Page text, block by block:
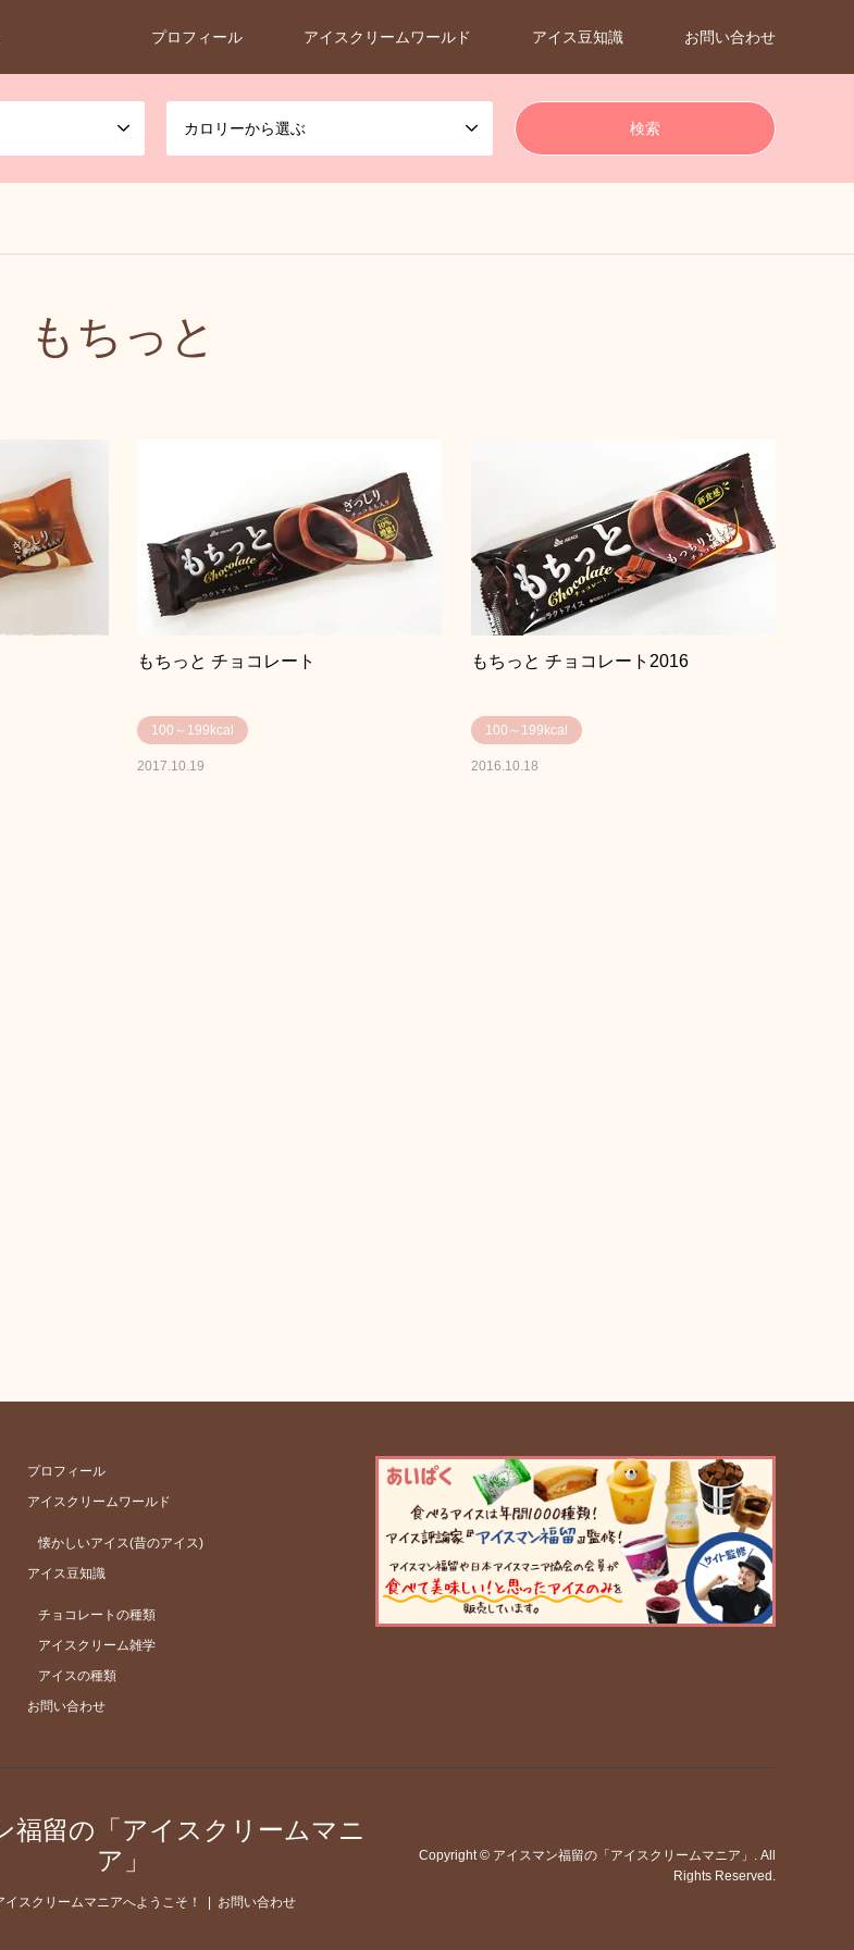
プロフィール アイスクリームワールド アイス豆知識 お問い合わせ
カロリーから選ぶ
もちっと
もちっと チョコレート
100～199kcal
2017.10.19
もちっと チョコレート2016
100～199kcal
2016.10.18
プロフィール
アイスクリームワールド
懐かしいアイス(昔のアイス)
アイス豆知識
チョコレートの種類
アイスクリーム雑学
アイスの種類
お問い合わせ
福留の「アイスクリームマニ
ア」
イスクリームマニアへようこそ！ お問い合わせ
Copyright© アイスマン福留の「アイスクリームマニア」 . All
Rights Reserved.